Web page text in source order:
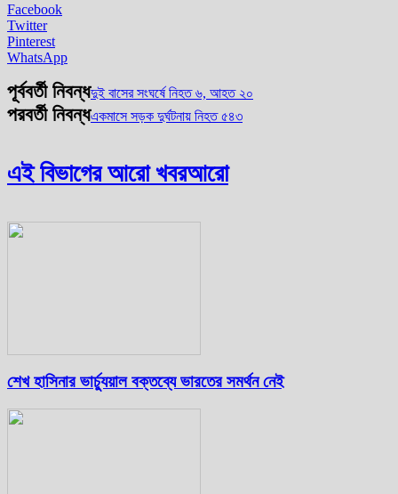
Facebook
Twitter
Pinterest
WhatsApp
পূর্ববর্তী নিবন্ধদুই বাসের সংঘর্ষে নিহত ৬, আহত ২০
পরবর্তী নিবন্ধএকমাসে সড়ক দুর্ঘটনায় নিহত ৫৪৩
এই বিভাগের আরো খবরআরো
শেখ হাসিনার ভার্চ্যুয়াল বক্তব্যে ভারতের সমর্থন নেই